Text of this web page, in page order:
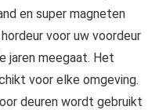
en super magneten
voor uw voordeur
jaren meegaat. Het
voor elke omgeving.
deuren wordt gebruikt